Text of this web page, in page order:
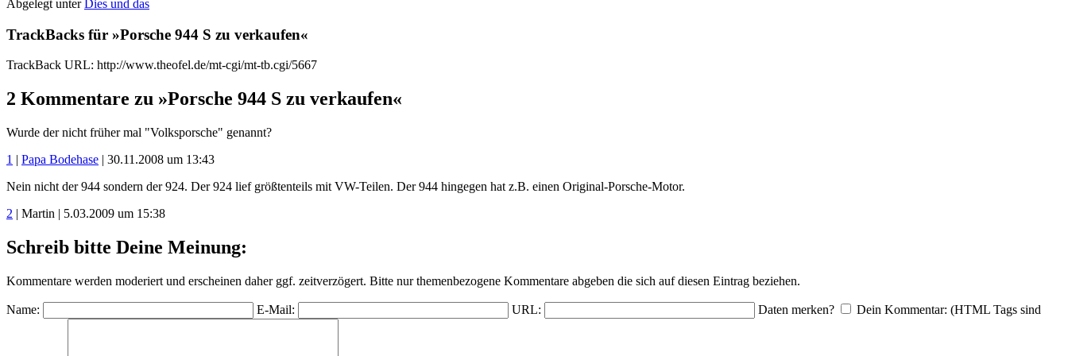
Abgelegt unter Dies und das
TrackBacks für »Porsche 944 S zu verkaufen«
TrackBack URL: http://www.theofel.de/mt-cgi/mt-tb.cgi/5667
2 Kommentare zu »Porsche 944 S zu verkaufen«
Wurde der nicht früher mal "Volksporsche" genannt?
1 | Papa Bodehase | 30.11.2008 um 13:43
Nein nicht der 944 sondern der 924. Der 924 lief größtenteils mit VW-Teilen. Der 944 hingegen hat z.B. einen Original-Porsche-Motor.
2 | Martin | 5.03.2009 um 15:38
Schreib bitte Deine Meinung:
Kommentare werden moderiert und erscheinen daher ggf. zeitverzögert. Bitte nur themenbezogene Kommentare abgeben die sich auf diesen Eintrag beziehen.
Name: E-Mail: URL: Daten merken? Dein Kommentar: (HTML Tags sind